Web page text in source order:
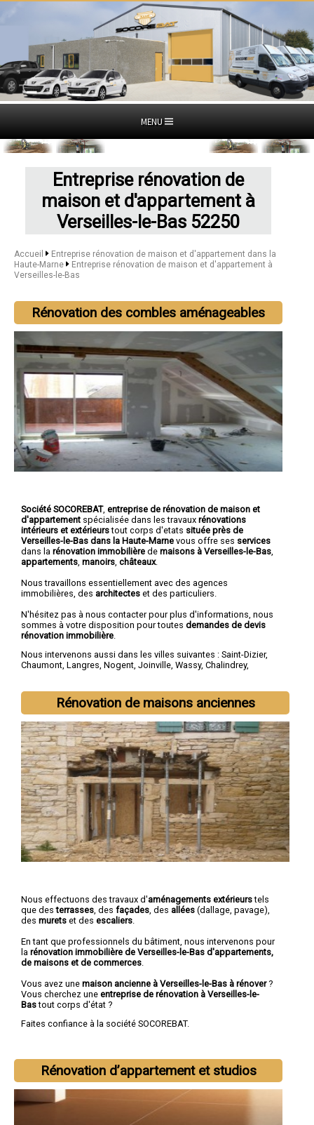
MENU
Entreprise rénovation de
maison et d'appartement à
Verseilles-le-Bas 52250
Accueil
Entreprise rénovation de maison et d'appartement dans la
Haute-Marne
Entreprise rénovation de maison et d'appartement à
Verseilles-le-Bas
Rénovation des combles aménageables
Société SOCOREBAT, entreprise de rénovation de maison et
d'appartement spécialisée dans les travaux rénovations
intérieurs et extérieurstout corps d'etats située près de
Verseilles-le-Bas dans la Haute-Marne vous offre ses services
dans la rénovation immobilière de maisons à Verseilles-le-Bas
appartements manoirs châteaux.
Nous travaillons essentiellement avec des agences
immobilières, des architectes et des particuliers.
N'hésitez pas à nous contacter pour plus d'informations, nous
sommes à votre disposition pour toutes demandes de devis
rénovation immobilière
Nous intervenons aussi dans les villes suivantes : Saint-Dizier,
Chaumont, Langres, Nogent, Joinville, Wassy, Chalindrey,
Rénovation de maisons anciennes
Nous effectuons des travaux d'aménagements extérieurstels
que desterrasses , des façades , des allées (dallage, pavage),
des murets et des escaliers
En tant que professionnels du bâtiment, nous intervenons pour
la rénovation immobilière de Verseilles-le-Bas d'appartements,
de maisons et de commerces
Vous avez une maison ancienne à Verseilles-le-Bas à rénover?
Vous cherchez une entreprise de rénovation à Verseilles-le-
Bastout corps d'état ?
Faites confiance à la société SOCOREBAT.
Rénovation d’appartement et studios